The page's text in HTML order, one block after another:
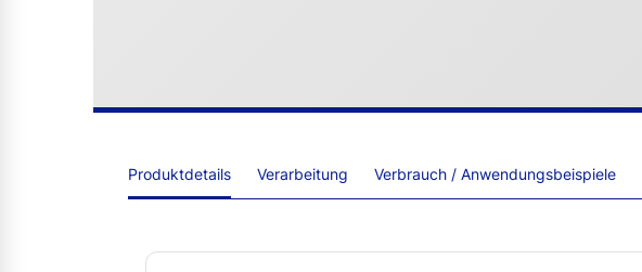
Produktdetails Verarbeitung Verbrauch / Anwendungsbeispiele